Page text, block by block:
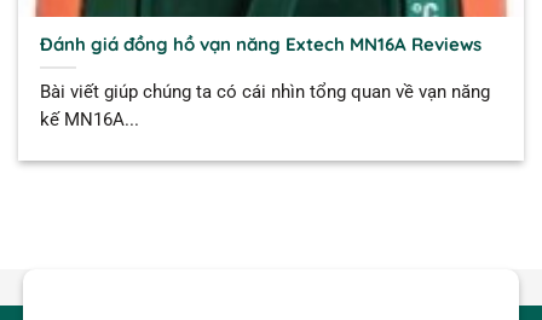
Đánh giá đồng hồ vạn năng Extech MN16A Reviews
Bài viết giúp chúng ta có cái nhìn tổng quan về vạn năng
kế MN16A...